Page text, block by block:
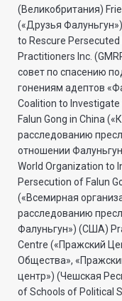
(Великобритания)
(«Друзья
to Rescure Persecuted
Practitioners Inc.
совет по спасению
гонениям адептов
Coalition to
Falun Gong in China
расследованию
отношении
World Organization to
Persecution of Falun
(«Всемирная
расследованию
Фалуньгун») (США)
Centre («Пражский
Общества»,
центр») (Чешская
of Schools of Political